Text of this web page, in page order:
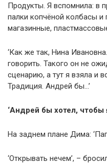
Продукты. Я вспомнила: в
палки копчёной колбасы и
магазинные,
‘Как же так, Нина
говорить. Такого он не
сценарию, а тут я взяла и
Традиция. Андрей бы…’
‘Андрей бы хотел, чтобы
На заднем плане Дима:
‘Открывать нечем’, –